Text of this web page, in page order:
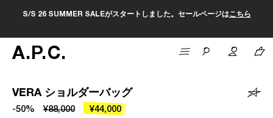
S/S 26 SUMMER SALEがスタートしました。セールページはこちら
A.P.C.
VERA ショルダーバッグ
-50% ¥88,000 ¥44,000